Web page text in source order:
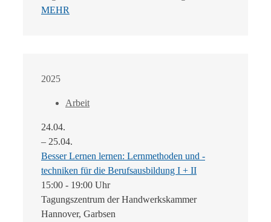
MEHR
2025
Arbeit
24.04.
– 25.04.
Besser Lernen lernen: Lernmethoden und -
techniken für die Berufsausbildung I + II
15:00 - 19:00 Uhr
Tagungszentrum der Handwerkskammer
Hannover, Garbsen